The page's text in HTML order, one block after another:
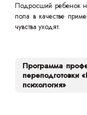
Подросший ребенок
пола в качестве
чувства уходят.
Программа
переподготовки
психология»